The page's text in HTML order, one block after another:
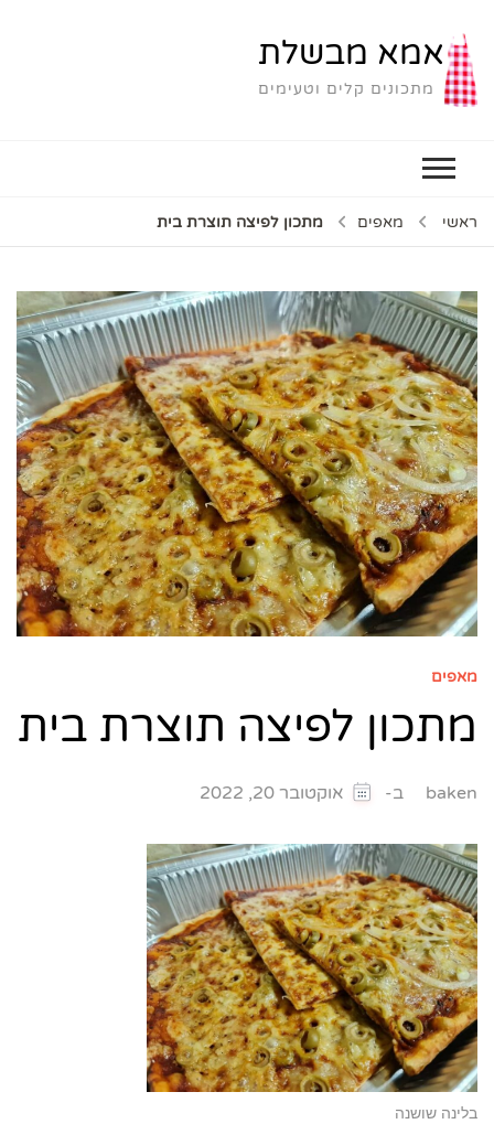
אמא מבשלת
מתכונים קלים וטעימים
ראשי מאפים מתכון לפיצה תוצרת בית
מאפים
מתכון לפיצה תוצרת בית
baken ב- אוקטובר 20, 2022
בלינה שושנה